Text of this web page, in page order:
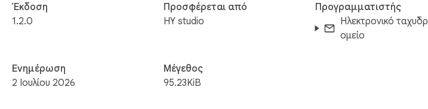
Έκδοση
1.2.0
Ενημέρωση
2 Ιουλίου 2026
Προσφέρεται από
HY studio
Μέγεθος
95.23KiB
Προγραμματιστής
Ηλεκτρονικό ταχυδρ
ομείο